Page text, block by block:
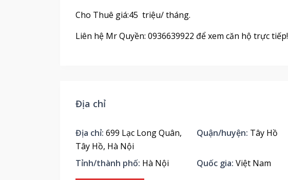
Cho Thuê giá:45 triệu/ tháng.
Liên hệ Mr Quyền: 0936639922 để xem căn hộ trực tiếp!
Địa chỉ
Địa chỉ: 699 Lạc Long Quân,
Tây Hồ, Hà Nội
Quận/huyện: Tây Hồ
Tỉnh/thành phố: Hà Nội Quốc gia: Việt Nam